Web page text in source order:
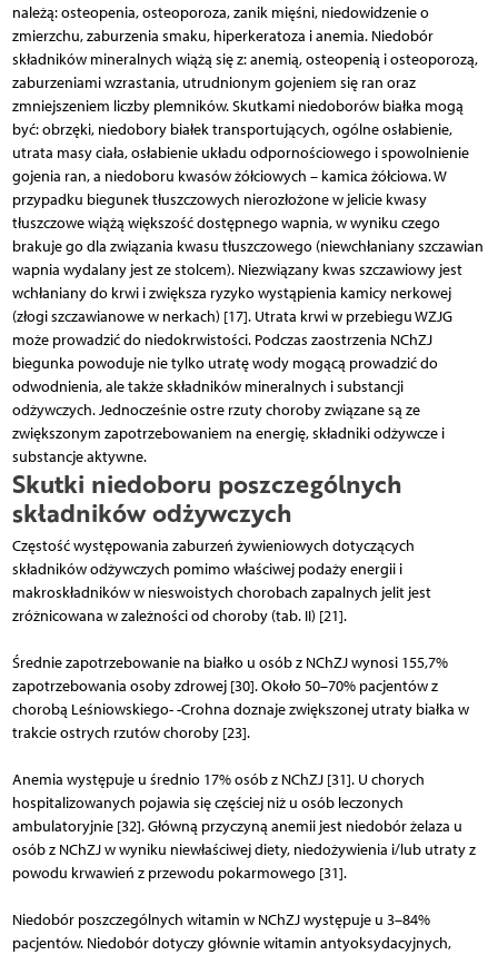
należą: osteopenia, osteoporoza, zanik mięśni, niedowidzenie o
zmierzchu, zaburzenia smaku, hiperkeratoza i anemia. Niedobór
składników mineralnych wiążą się z: anemią, osteopenią i osteoporozą,
zaburzeniami wzrastania, utrudnionym gojeniem się ran oraz
zmniejszeniem liczby plemników. Skutkami niedoborów białka mogą
być: obrzęki, niedobory białek transportujących, ogólne osłabienie,
utrata masy ciała, osłabienie układu odpornościowego i spowolnienie
gojenia ran, a niedoboru kwasów żółciowych – kamica żółciowa. W
przypadku biegunek tłuszczowych nierozłożone w jelicie kwasy
tłuszczowe wiążą większość dostępnego wapnia, w wyniku czego
brakuje go dla związania kwasu tłuszczowego (niewchłaniany szczawian
wapnia wydalany jest ze stolcem). Niezwiązany kwas szczawiowy jest
wchłaniany do krwi i zwiększa ryzyko wystąpienia kamicy nerkowej
(złogi szczawianowe w nerkach) [17]. Utrata krwi w przebiegu WZJG
może prowadzić do niedokrwistości. Podczas zaostrzenia NChZJ
biegunka powoduje nie tylko utratę wody mogącą prowadzić do
odwodnienia, ale także składników mineralnych i substancji
odżywczych. Jednocześnie ostre rzuty choroby związane są ze
zwiększonym zapotrzebowaniem na energię, składniki odżywcze i
substancje aktywne.
Skutki niedoboru poszczególnych
składników odżywczych
Częstość występowania zaburzeń żywieniowych dotyczących
składników odżywczych pomimo właściwej podaży energii i
makroskładników w nieswoistych chorobach zapalnych jelit jest
zróżnicowana w zależności od choroby (tab. II) [21].
Średnie zapotrzebowanie na białko u osób z NChZJ wynosi 155,7%
zapotrzebowania osoby zdrowej [30]. Około 50–70% pacjentów z
chorobą Leśniowskiego- -Crohna doznaje zwiększonej utraty białka w
trakcie ostrych rzutów choroby [23].
Anemia występuje u średnio 17% osób z NChZJ [31]. U chorych
hospitalizowanych pojawia się częściej niż u osób leczonych
ambulatoryjnie [32]. Główną przyczyną anemii jest niedobór żelaza u
osób z NChZJ w wyniku niewłaściwej diety, niedożywienia i/lub utraty z
powodu krwawień z przewodu pokarmowego [31].
Niedobór poszczególnych witamin w NChZJ występuje u 3–84%
pacjentów. Niedobór dotyczy głównie witamin antyoksydacyjnych,